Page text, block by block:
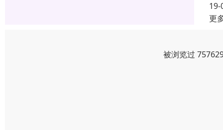
19-
更
被浏览过